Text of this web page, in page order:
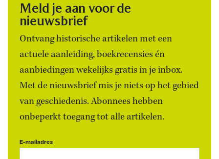
Meld je aan voor de
nieuwsbrief
Ontvang historische artikelen met een
actuele aanleiding, boekrecensies én
aanbiedingen wekelijks gratis in je inbox.
Met de nieuwsbrief mis je niets op het gebied
van geschiedenis. Abonnees hebben
onbeperkt toegang tot alle artikelen.
E-mailadres